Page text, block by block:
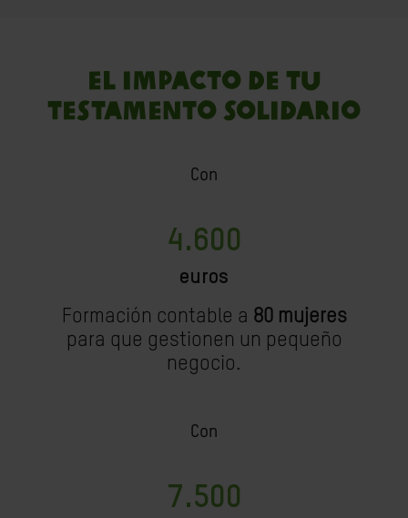
El impacto de tu
testamento solidario
Con
4.600
euros
Formación contable a 80 mujeres
para que gestionen un pequeño
negocio.
Con
7.500